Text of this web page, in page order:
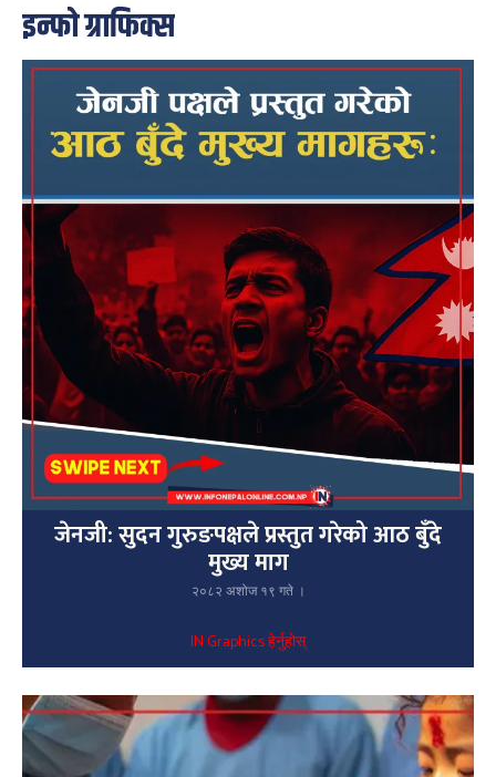
इन्फो ग्राफिक्स
जेनजी: सुदन गुरुङपक्षले प्रस्तुत गरेको आठ बुँदे
मुख्य माग
२०८२ अशोज १९ गते ।
IN Graphics हेर्नुहोस्